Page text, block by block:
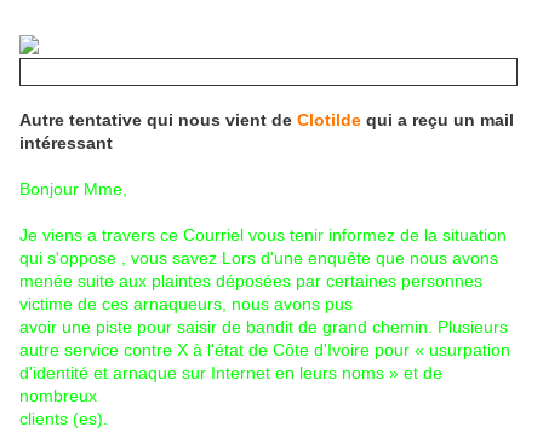
Autre tentative qui nous vient de Clotilde qui a reçu un mail
intéressant
Bonjour Mme,
Je viens a travers ce Courriel vous tenir informez de la situation
qui s'oppose , vous savez Lors d'une enquête que nous avons
menée suite aux plaintes déposées par certaines personnes
victime de ces arnaqueurs, nous avons pus
avoir une piste pour saisir de bandit de grand chemin. Plusieurs
autre service contre X à l'état de Côte d'Ivoire pour « usurpation
d'identité et arnaque sur Internet en leurs noms » et de
nombreux
clients (es).